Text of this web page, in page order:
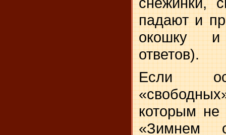
падают и
окошку
ответов).
Если
которым
«Зим­нем